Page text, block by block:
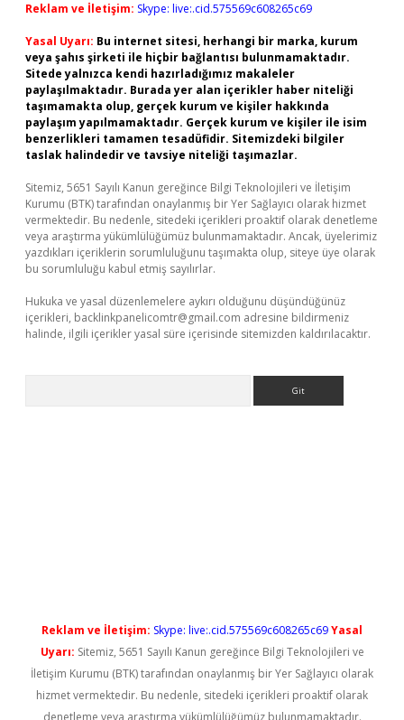
Reklam ve İletişim: Skype: live:.cid.575569c608265c69
Yasal Uyarı: Bu internet sitesi, herhangi bir marka, kurum
veya şahıs şirketi ile hiçbir bağlantısı bulunmamaktadır.
Sitede yalnızca kendi hazırladığımız makaleler
paylaşılmaktadır. Burada yer alan içerikler haber niteliği
taşımamakta olup, gerçek kurum ve kişiler hakkında
paylaşım yapılmamaktadır. Gerçek kurum ve kişiler ile isim
benzerlikleri tamamen tesadüfidir. Sitemizdeki bilgiler
taslak halindedir ve tavsiye niteliği taşımazlar.
Sitemiz, 5651 Sayılı Kanun gereğince Bilgi Teknolojileri ve İletişim
Kurumu (BTK) tarafından onaylanmış bir Yer Sağlayıcı olarak hizmet
vermektedir. Bu nedenle, sitedeki içerikleri proaktif olarak denetleme
veya araştırma yükümlülüğümüz bulunmamaktadır. Ancak, üyelerimiz
yazdıkları içeriklerin sorumluluğunu taşımakta olup, siteye üye olarak
bu sorumluluğu kabul etmiş sayılırlar.
Hukuka ve yasal düzenlemelere aykırı olduğunu düşündüğünüz
içerikleri, backlinkpanelicomtr@gmail.com adresine bildirmeniz
halinde, ilgili içerikler yasal süre içerisinde sitemizden kaldırılacaktır.
Reklam ve İletişim: Skype: live:.cid.575569c608265c69Yasal
Uyarı: Sitemiz, 5651 Sayılı Kanun gereğince Bilgi Teknolojileri ve
İletişim Kurumu (BTK) tarafından onaylanmış bir Yer Sağlayıcı olarak
hizmet vermektedir. Bu nedenle, sitedeki içerikleri proaktif olarak
denetleme veya araştırma yükümlülüğümüz bulunmamaktadır.